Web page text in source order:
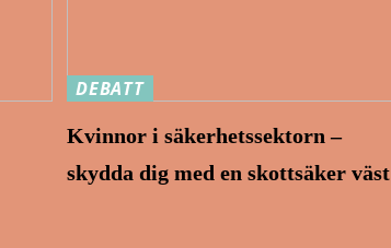
DEBATT
Kvinnor i säkerhetssektorn –
skydda dig med en skottsäker väst